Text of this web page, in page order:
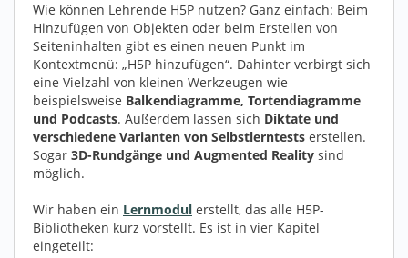
Wie können Lehrende H5P nutzen? Ganz einfach: Beim
Hinzufügen von Objekten oder beim Erstellen von
Seiteninhalten gibt es einen neuen Punkt im
Kontextmenü: „H5P hinzufügen“. Dahinter verbirgt sich
eine Vielzahl von kleinen Werkzeugen wie
beispielsweise Balkendiagramme, Tortendiagramme
und Podcasts. Außerdem lassen sich Diktate und
verschiedene Varianten von Selbstlerntests erstellen.
Sogar 3D-Rundgänge und Augmented Reality sind
möglich.
Wir haben ein Lernmodul erstellt, das alle H5P-
Bibliotheken kurz vorstellt. Es ist in vier Kapitel
eingeteilt: